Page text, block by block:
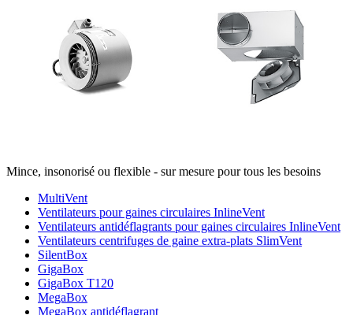
Mince, insonorisé ou flexible - sur mesure pour tous les besoins
MultiVent
Ventilateurs pour gaines circulaires InlineVent
Ventilateurs antidéflagrants pour gaines circulaires InlineVent
Ventilateurs centrifuges de gaine extra-plats SlimVent
SilentBox
GigaBox
GigaBox T120
MegaBox
MegaBox antidéflagrant